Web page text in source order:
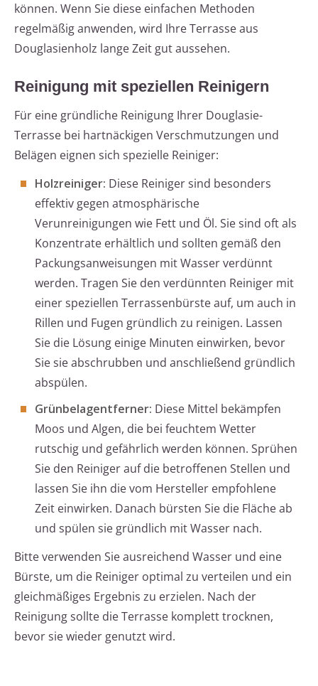
können. Wenn Sie diese einfachen Methoden
regelmäßig anwenden, wird Ihre Terrasse aus
Douglasienholz lange Zeit gut aussehen.
Reinigung mit speziellen Reinigern
Für eine gründliche Reinigung Ihrer Douglasie-
Terrasse bei hartnäckigen Verschmutzungen und
Belägen eignen sich spezielle Reiniger:
Holzreiniger: Diese Reiniger sind besonders
effektiv gegen atmosphärische
Verunreinigungen wie Fett und Öl. Sie sind oft als
Konzentrate erhältlich und sollten gemäß den
Packungsanweisungen mit Wasser verdünnt
werden. Tragen Sie den verdünnten Reiniger mit
einer speziellen Terrassenbürste auf, um auch in
Rillen und Fugen gründlich zu reinigen. Lassen
Sie die Lösung einige Minuten einwirken, bevor
Sie sie abschrubben und anschließend gründlich
abspülen.
Grünbelagentferner: Diese Mittel bekämpfen
Moos und Algen, die bei feuchtem Wetter
rutschig und gefährlich werden können. Sprühen
Sie den Reiniger auf die betroffenen Stellen und
lassen Sie ihn die vom Hersteller empfohlene
Zeit einwirken. Danach bürsten Sie die Fläche ab
und spülen sie gründlich mit Wasser nach.
Bitte verwenden Sie ausreichend Wasser und eine
Bürste, um die Reiniger optimal zu verteilen und ein
gleichmäßiges Ergebnis zu erzielen. Nach der
Reinigung sollte die Terrasse komplett trocknen,
bevor sie wieder genutzt wird.